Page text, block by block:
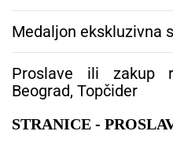
Medaljon ekskluzivna
Proslave ili zakup
Beograd, Topčider
STRANICE -